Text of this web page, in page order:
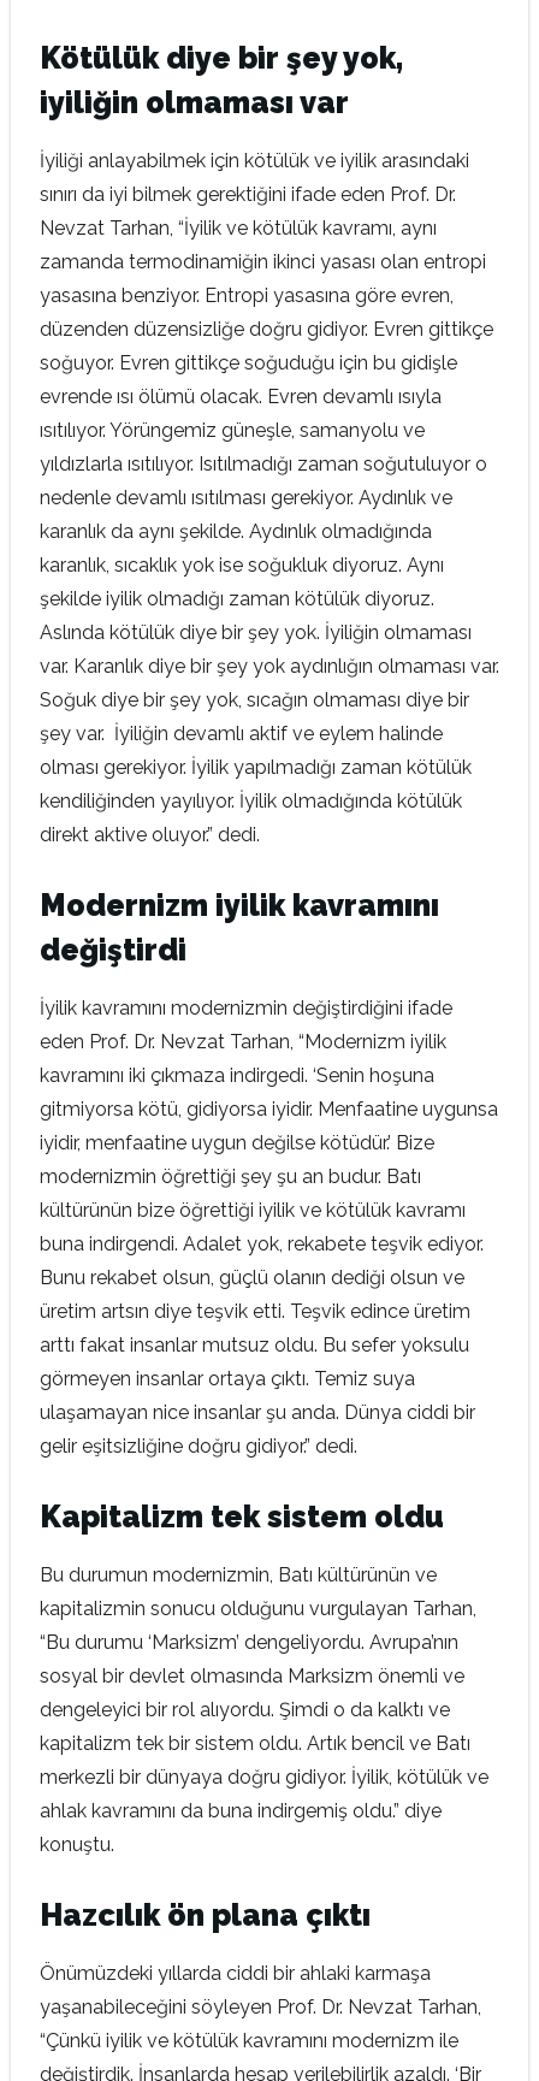
Kötülük diye bir şey yok,
iyiliğin olmaması var
İyiliği anlayabilmek için kötülük ve iyilik arasındaki
sınırı da iyi bilmek gerektiğini ifade eden Prof. Dr.
Nevzat Tarhan, “İyilik ve kötülük kavramı, aynı
zamanda termodinamiğin ikinci yasası olan entropi
yasasına benziyor. Entropi yasasına göre evren,
düzenden düzensizliğe doğru gidiyor. Evren gittikçe
soğuyor. Evren gittikçe soğuduğu için bu gidişle
evrende ısı ölümü olacak. Evren devamlı ısıyla
ısıtılıyor. Yörüngemiz güneşle, samanyolu ve
yıldızlarla ısıtılıyor. Isıtılmadığı zaman soğutuluyor o
nedenle devamlı ısıtılması gerekiyor. Aydınlık ve
karanlık da aynı şekilde. Aydınlık olmadığında
karanlık, sıcaklık yok ise soğukluk diyoruz. Aynı
şekilde iyilik olmadığı zaman kötülük diyoruz.
Aslında kötülük diye bir şey yok. İyiliğin olmaması
var. Karanlık diye bir şey yok aydınlığın olmaması var.
Soğuk diye bir şey yok, sıcağın olmaması diye bir
şey var. İyiliğin devamlı aktif ve eylem halinde
olması gerekiyor. İyilik yapılmadığı zaman kötülük
kendiliğinden yayılıyor. İyilik olmadığında kötülük
direkt aktive oluyor.” dedi.
Modernizm iyilik kavramını
değiştirdi
İyilik kavramını modernizmin değiştirdiğini ifade
eden Prof. Dr. Nevzat Tarhan, “Modernizm iyilik
kavramını iki çıkmaza indirgedi. ‘Senin hoşuna
gitmiyorsa kötü, gidiyorsa iyidir. Menfaatine uygunsa
iyidir, menfaatine uygun değilse kötüdür.’ Bize
modernizmin öğrettiği şey şu an budur. Batı
kültürünün bize öğrettiği iyilik ve kötülük kavramı
buna indirgendi. Adalet yok, rekabete teşvik ediyor.
Bunu rekabet olsun, güçlü olanın dediği olsun ve
üretim artsın diye teşvik etti. Teşvik edince üretim
arttı fakat insanlar mutsuz oldu. Bu sefer yoksulu
görmeyen insanlar ortaya çıktı. Temiz suya
ulaşamayan nice insanlar şu anda. Dünya ciddi bir
gelir eşitsizliğine doğru gidiyor.” dedi.
Kapitalizm tek sistem oldu
Bu durumun modernizmin, Batı kültürünün ve
kapitalizmin sonucu olduğunu vurgulayan Tarhan,
“Bu durumu ‘Marksizm’ dengeliyordu. Avrupa’nın
sosyal bir devlet olmasında Marksizm önemli ve
dengeleyici bir rol alıyordu. Şimdi o da kalktı ve
kapitalizm tek bir sistem oldu. Artık bencil ve Batı
merkezli bir dünyaya doğru gidiyor. İyilik, kötülük ve
ahlak kavramını da buna indirgemiş oldu.” diye
konuştu.
Hazcılık ön plana çıktı
Önümüzdeki yıllarda ciddi bir ahlaki karmaşa
yaşanabileceğini söyleyen Prof. Dr. Nevzat Tarhan,
“Çünkü iyilik ve kötülük kavramını modernizm ile
değiştirdik. İnsanlarda hesap verilebilirlik azaldı. ‘Bir